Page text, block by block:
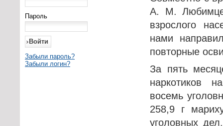
Пароль
Забыли пароль?
Забыли логин?
А. М.
взрослого
нами
повторные
За пять
наркотиков
восемь
258,9 г
уголовных